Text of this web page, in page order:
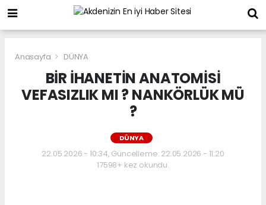
Anasayfa DÜNYA
BİR İHANETİN ANATOMİSİ
VEFASIZLIK MI ? NANKÖRLÜK MÜ
?
DÜNYA
22.05.2026 - 10:34, Güncelleme: 22.05.2026 - 11:20
17598+ kez okundu.